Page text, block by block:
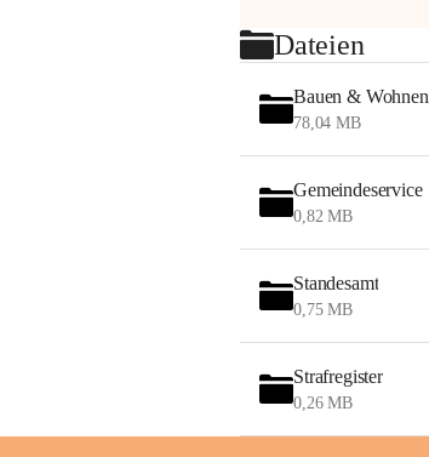
Dateien
Bauen & Wohnen
78,04 MB
Gemeindeservice
0,82 MB
Standesamt
0,75 MB
Strafregister
0,26 MB